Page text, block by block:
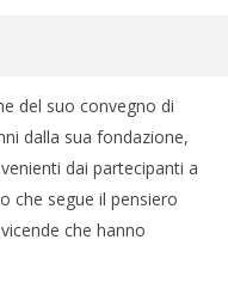
del suo convegno di
dalla sua fondazione,
dai partecipanti a
che segue il pensiero
che hanno